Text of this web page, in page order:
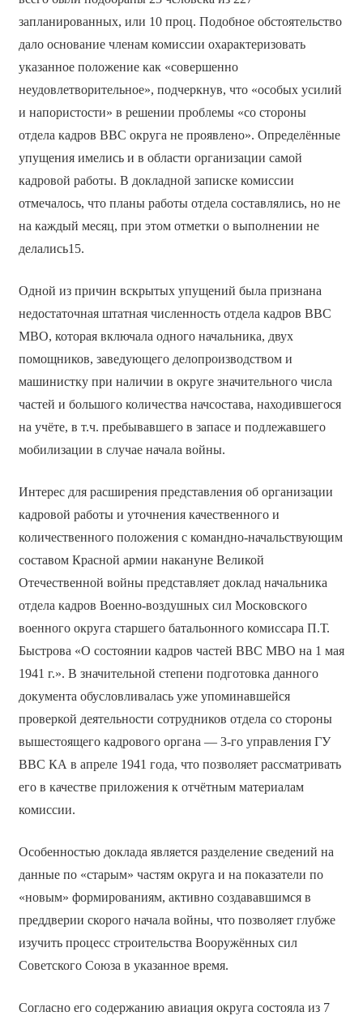
запланированных, или 10 проц. Подобное обстоятельство
дало основание членам комиссии охарактеризовать
указанное положение как «совершенно
неудовлетворительное», подчеркнув, что «особых усилий
и напористости» в решении проблемы «со стороны
отдела кадров ВВС округа не проявлено». Определённые
упущения имелись и в области организации самой
кадровой работы. В докладной записке комиссии
отмечалось, что планы работы отдела составлялись, но не
на каждый месяц, при этом отметки о выполнении не
делались15.
Одной из причин вскрытых упущений была признана
недостаточная штатная численность отдела кадров ВВС
МВО, которая включала одного начальника, двух
помощников, заведующего делопроизводством и
машинистку при наличии в округе значительного числа
частей и большого количества начсостава, находившегося
на учёте, в т.ч. пребывавшего в запасе и подлежавшего
мобилизации в случае начала войны.
Интерес для расширения представления об организации
кадровой работы и уточнения качественного и
количественного положения с командно-начальствующим
составом Красной армии накануне Великой
Отечественной войны представляет доклад начальника
отдела кадров Военно-воздушных сил Московского
военного округа старшего батальонного комиссара П.Т.
Быстрова «О состоянии кадров частей ВВС МВО на 1 мая
1941 г.». В значительной степени подготовка данного
документа обусловливалась уже упоминавшейся
проверкой деятельности сотрудников отдела со стороны
вышестоящего кадрового органа — 3-го управления ГУ
ВВС КА в апреле 1941 года, что позволяет рассматривать
его в качестве приложения к отчётным материалам
комиссии.
Особенностью доклада является разделение сведений на
данные по «старым» частям округа и на показатели по
«новым» формированиям, активно создававшимся в
преддверии скорого начала войны, что позволяет глубже
изучить процесс строительства Вооружённых сил
Советского Союза в указанное время.
Согласно его содержанию авиация округа состояла из 7